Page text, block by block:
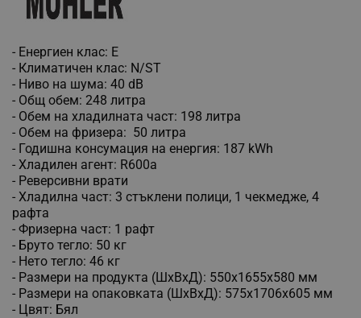
- Енергиен клас: E
- Климатичен клас: N/ST
- Ниво на шума: 40 dB
- Общ обем: 248 литра
- Обем на хладилната част: 198 литра
- Обем на фризера: 50 литра
- Годишна консумация на енергия: 187 kWh
- Хладилен агент: R600a
- Реверсивни врати
- Хладилна част: 3 стъклени полици, 1 чекмедже, 4
рафта
- Фризерна част: 1 рафт
- Бруто тегло: 50 кг
- Нето тегло: 46 кг
- Размери на продукта (ШхВхД): 550x1655x580 мм
- Размери на опаковката (ШхВхД): 575x1706x605 мм
- Цвят: Бял